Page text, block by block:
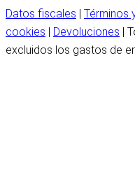
Datos fiscales Términos
cookies
Devoluciones |
excluidos los gastos de